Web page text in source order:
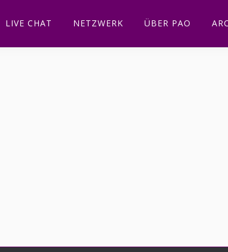
LIVE CHAT NETZWERK ÜBER PAO